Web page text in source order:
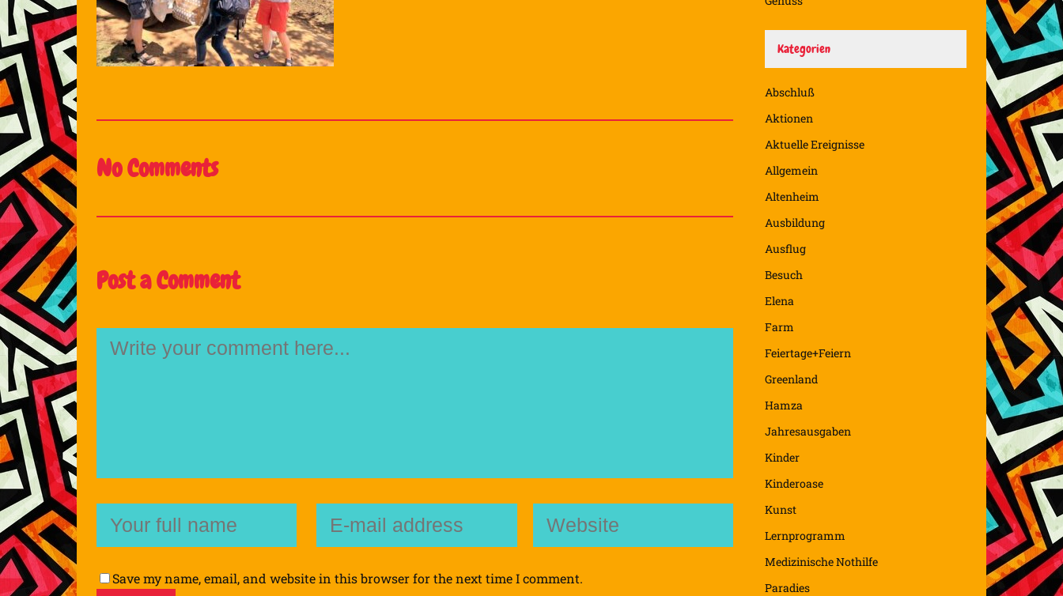
No Comments
Post a Comment
Save my name, email, and website in this browser for the next time I comment.
Kategorien
Abschluß
Aktionen
Aktuelle Ereignisse
Allgemein
Altenheim
Ausbildung
Ausflug
Besuch
Elena
Farm
Feiertage+Feiern
Greenland
Hamza
Jahresausgaben
Kinder
Kinderoase
Kunst
Lernprogramm
Medizinische Nothilfe
Paradies